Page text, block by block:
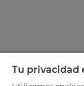
Tu privacidad